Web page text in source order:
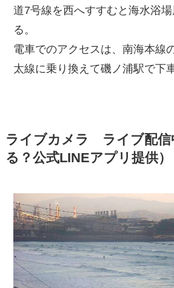
道7号線を西へすすむと海水浴
る。
電車でのアクセスは、南海本線
太線に乗り換えて磯ノ浦駅で下
ライブカメラ ライブ配信
る？公式LINEアプリ提供）